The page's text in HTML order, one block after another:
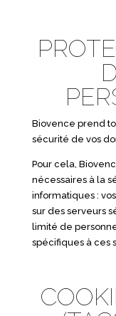
Biovence prend
sécurité de vos
Pour cela,
nécessaires à la
informatiques :
sur des serveurs
limité de
spécifiques à ces